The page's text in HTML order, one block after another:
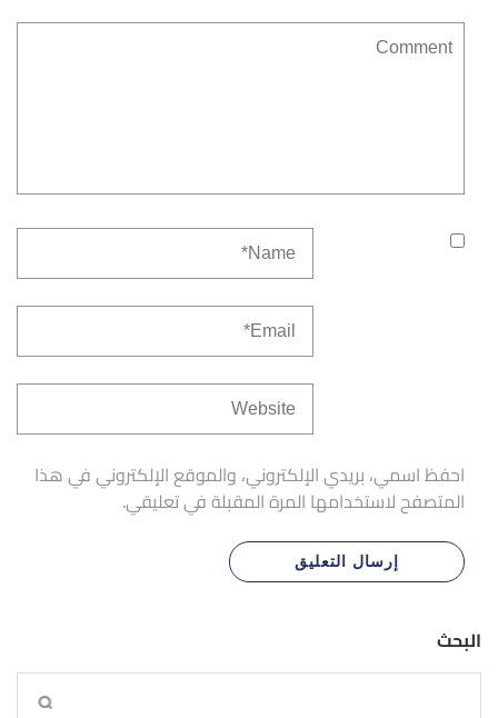
احفظ اسمي، بريدي الإلكتروني، والموقع الإلكتروني في هذا
المتصفح لاستخدامها المرة المقبلة في تعليقي.
البحث